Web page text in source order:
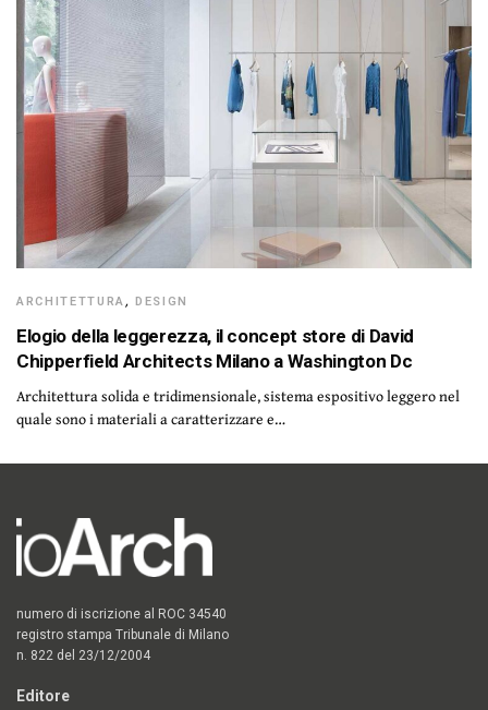
ARCHITETTURA,DESIGN
Elogio della leggerezza, il concept store di David
Chipperfield Architects Milano a Washington Dc
Architettura solida e tridimensionale, sistema espositivo leggero nel
quale sono i materiali a caratterizzare e…
numero di iscrizione al ROC 34540
registro stampa Tribunale di Milano
n. 822 del 23/12/2004
Editore